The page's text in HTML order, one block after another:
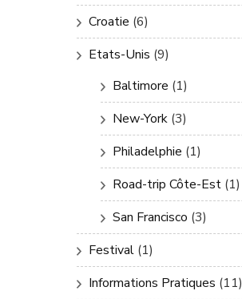
Croatie (6)
Etats-Unis (9)
Baltimore (1)
New-York (3)
Philadelphie (1)
Road-trip Côte-Est (1)
San Francisco (3)
Festival (1)
Informations Pratiques (11)